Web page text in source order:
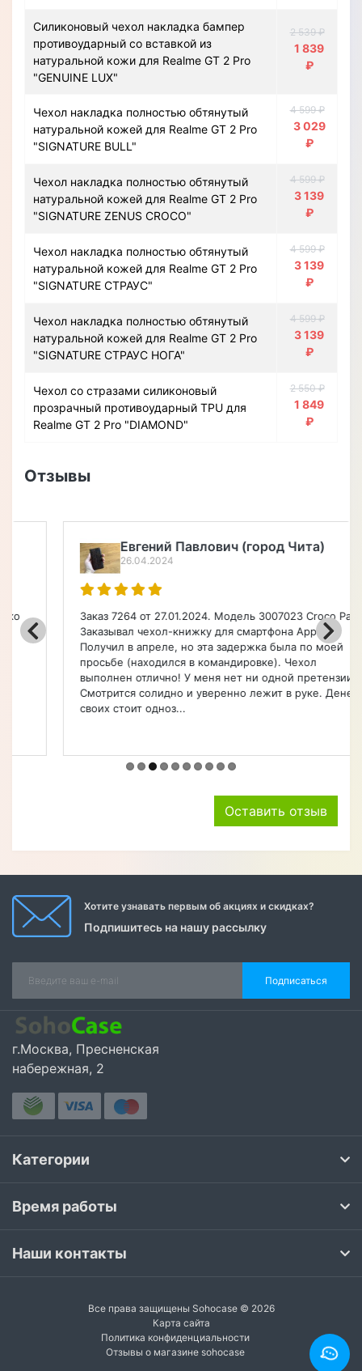
Силиконовый чехол накладка бампер
противоударный со вставкой из
натуральной кожи для Realme GT 2 Pro
"GENUINE LUX"
2 539 ₽
1 839
₽
Чехол накладка полностью обтянутый
натуральной кожей для Realme GT 2 Pro
"SIGNATURE BULL"
4 599 ₽
3 029
₽
Чехол накладка полностью обтянутый
натуральной кожей для Realme GT 2 Pro
"SIGNATURE ZENUS CROCO"
4 599 ₽
3 139
₽
Чехол накладка полностью обтянутый
натуральной кожей для Realme GT 2 Pro
"SIGNATURE СТРАУС"
4 599 ₽
3 139
₽
Чехол накладка полностью обтянутый
натуральной кожей для Realme GT 2 Pro
"SIGNATURE СТРАУС НОГА"
4 599 ₽
3 139
₽
Чехол со стразами силиконовый
прозрачный противоударный TPU для
Realme GT 2 Pro "DIAMOND"
2 550 ₽
1 849
₽
Отзывы
Евгений Павлович (город Чита)
26.04.2024
Заказ 7264 от 27.01.2024. Модель 3007023 Croco Paw.
Заказывал чехол-книжку для смартфона Apple.
Получил в апреле, но эта задержка была по моей
просьбе (находился в командировке). Чехол
выполнен отлично! У меня нет ни одной претензии.
Смотрится солидно и уверенно лежит в руке. Денег
своих стоит одноз...
Оставить отзыв
Хотите узнавать первым об акциях и скидках?
Подпишитесь на нашу рассылку
Подписаться
г.Москва, Пресненская
набережная, 2
Категории
Время работы
Наши контакты
Все права защищены Sohocase © 2026
Карта сайта
Политика конфиденциальности
Отзывы о магазине sohocase